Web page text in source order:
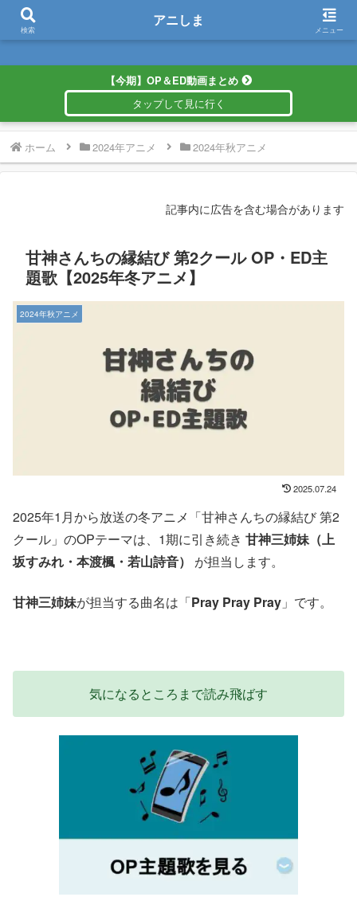
アニしま
【今期】OP＆ED動画まとめ
ホーム 2024年アニメ 2024年秋アニメ
記事内に広告を含む場合があります
甘神さんちの縁結び 第2クール OP・ED主
題歌【2025年冬アニメ】
2024年秋アニメ
2025.07.24
2025年1月から放送の冬アニメ「甘神さんちの縁結び 第2
クール」のOPテーマは、1期に引き続き 甘神三姉妹（上
坂すみれ・本渡楓・若山詩音）
が担当します。
甘神三姉妹が担当する曲名は「Pray Pray Pray 」です。
気になるところまで読み飛ばす
検索
アニしま
メニュー